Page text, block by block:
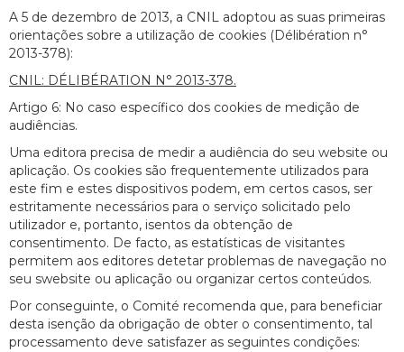
A 5 de dezembro de 2013, a CNIL adoptou as suas primeiras
orientações sobre a utilização de cookies (Délibération n°
2013-378):
CNIL: DÉLIBÉRATION N° 2013-378.
Artigo 6: No caso específico dos cookies de medição de
audiências.
Uma editora precisa de medir a audiência do seu website ou
aplicação. Os cookies são frequentemente utilizados para
este fim e estes dispositivos podem, em certos casos, ser
estritamente necessários para o serviço solicitado pelo
utilizador e, portanto, isentos da obtenção de
consentimento. De facto, as estatísticas de visitantes
permitem aos editores detetar problemas de navegação no
seu swebsite ou aplicação ou organizar certos conteúdos.
Por conseguinte, o Comité recomenda que, para beneficiar
desta isenção da obrigação de obter o consentimento, tal
processamento deve satisfazer as seguintes condições: